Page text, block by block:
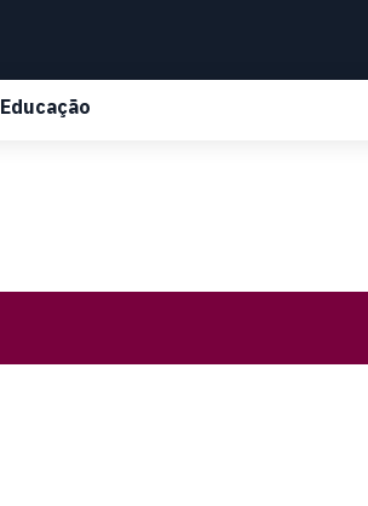
Educação